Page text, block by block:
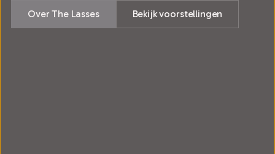
Over The Lasses Bekijk voorstellingen